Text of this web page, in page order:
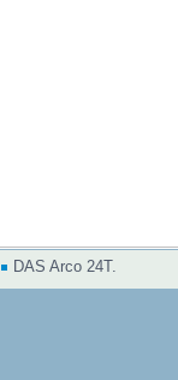
DAS Arco 24T.